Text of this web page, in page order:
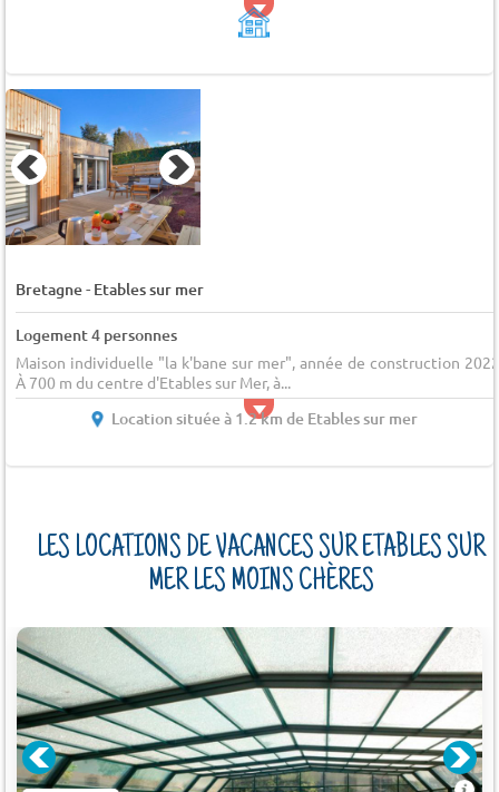
Bretagne- Etables sur mer
Logement 4 personnes
Maison individuelle "la k'bane sur mer", année de construction
À 700 m du centre d'Etables sur Mer, à...
Location située à 1.2 km de Etables sur mer
LES LOCATIONS DE VACANCES SUR ETABLES SUR
MER LES MOINS CHÈRES